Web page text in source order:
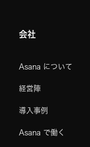
会社
Asana について
経営陣
導入事例
Asana で働く